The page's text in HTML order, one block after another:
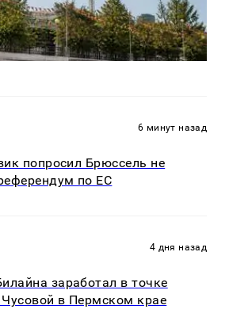
6 минут назад
попросил Брюссель не
по ЕС
4 дня назад
заработал в точке
в Пермском крае